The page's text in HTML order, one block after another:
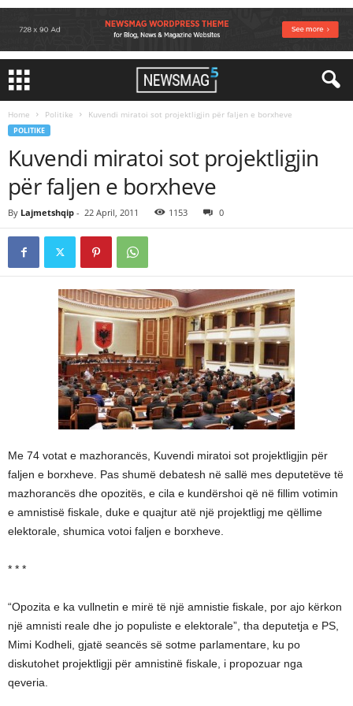
Home Politike Kuvendi miratoi sot projektligjin për faljen e borxheve
POLITIKE
Kuvendi miratoi sot projektligjin
për faljen e borxheve
By Lajmetshqip - 22 April, 2011 1153 0
Me 74 votat e mazhorancës, Kuvendi miratoi sot projektligjin për
faljen e borxheve. Pas shumë debatesh në sallë mes deputetëve të
mazhorancës dhe opozitës, e cila e kundërshoi që në fillim votimin
e amnistisë fiskale, duke e quajtur atë një projektligj me qëllime
elektorale, shumica votoi faljen e borxheve.
* * *
“Opozita e ka vullnetin e mirë të një amnistie fiskale, por ajo kërkon
një amnisti reale dhe jo populiste e elektorale”, tha deputetja e PS,
Mimi Kodheli, gjatë seancës së sotme parlamentare, ku po
diskutohet projektligji për amnistinë fiskale, i propozuar nga
qeveria.